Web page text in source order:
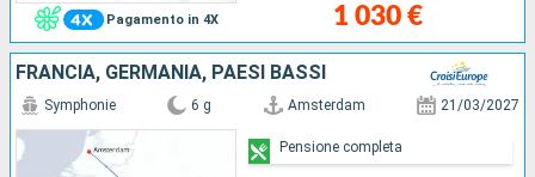
Pagamento in 4X 1 030 €
FRANCIA, GERMANIA, PAESI BASSI
Symphonie 6 g Amsterdam 21/03/2027
Pensione completa